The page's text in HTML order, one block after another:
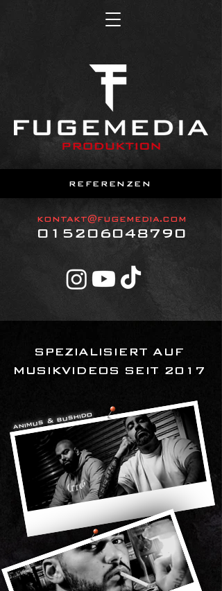
REFERENZEN
KONTAKT@FUGEMEDIA.COM
015206048790
SPEZIALISIERT AUF
MUSIKVIDEOS SEIT 2017
animus & bushido